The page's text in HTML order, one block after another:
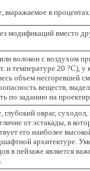
выражаемое в
модификаций вместо
волокон с воздухом
и температуре 20 ?С), у
объем несгоревшей
веществ,
по заданию на
глубокий овраг,
от эстакады, в
его наиболее
архитектуре.
в пейзаже является